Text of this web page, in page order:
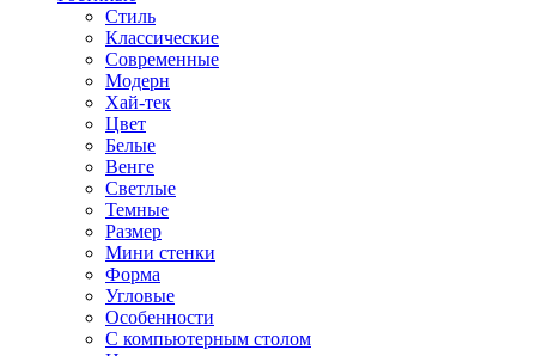
Стиль
Классические
Современные
Модерн
Хай-тек
Цвет
Белые
Венге
Светлые
Темные
Размер
Мини стенки
Форма
Угловые
Особенности
С компьютерным столом